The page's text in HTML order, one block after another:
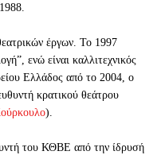
έργων. Το 1997
ενώ είναι καλλιτεχνικός
Ελλάδος από το 2004, ο
κρατικού θεάτρου
).
του ΚΘΒΕ από την ίδρυσή